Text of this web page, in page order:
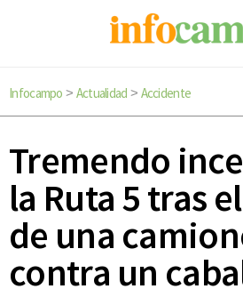
Infocampo > Actualidad > Accidente
Tremendo
la Ruta 5 tras
de una
contra un